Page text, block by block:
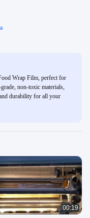
Wrap Film, perfect for
non-toxic materials,
durability for all your
00:19